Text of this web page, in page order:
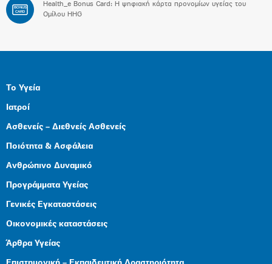
BONUS
CARD
Health_e Bonus Card: H ψηφιακή κάρτα προνομίων υγείας του
Ομίλου HHG
Το Υγεία
Ιατροί
Ασθενείς – Διεθνείς Ασθενείς
Ποιότητα & Ασφάλεια
Ανθρώπινο Δυναμικό
Προγράμματα Υγείας
Γενικές Εγκαταστάσεις
Οικονομικές καταστάσεις
Άρθρα Υγείας